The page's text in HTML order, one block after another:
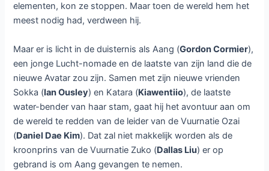
elementen, kon ze stoppen. Maar toen de wereld hem het
meest nodig had, verdween hij.
Maar er is licht in de duisternis als Aang (Gordon Cormier),
een jonge Lucht-nomade en de laatste van zijn land die de
nieuwe Avatar zou zijn. Samen met zijn nieuwe vrienden
Sokka (Ian Ousley) en Katara (Kiawentiio), de laatste
water-bender van haar stam, gaat hij het avontuur aan om
de wereld te redden van de leider van de Vuurnatie Ozai
(Daniel Dae Kim). Dat zal niet makkelijk worden als de
kroonprins van de Vuurnatie Zuko (Dallas Liu) er op
gebrand is om Aang gevangen te nemen.